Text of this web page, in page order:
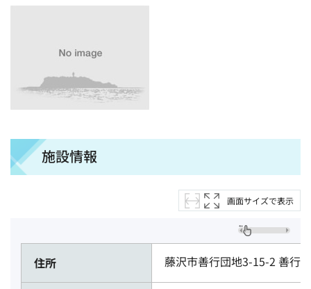
施設情報
画面サイズで表示
住所 藤沢市善行団地3-15-2 善行